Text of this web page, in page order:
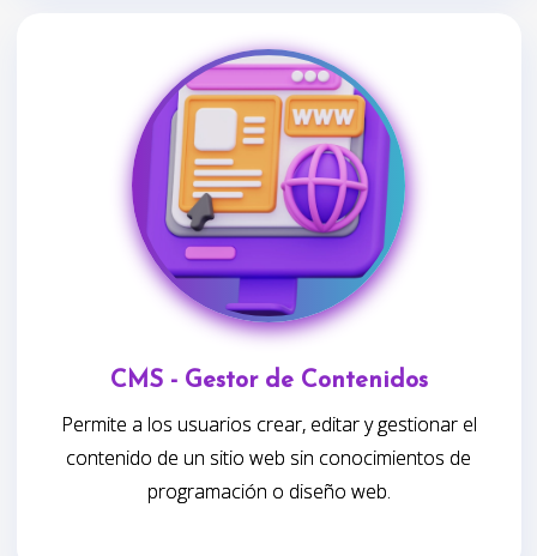
CMS - Gestor de Contenidos
Permite a los usuarios crear, editar y gestionar el
contenido de un sitio web sin conocimientos de
programación o diseño web.